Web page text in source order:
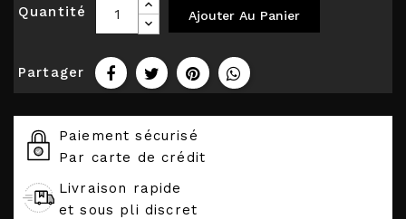
Quantité Ajouter Au Panier
Partager
Paiement sécurisé
Par carte de crédit
Livraison rapide
et sous pli discret